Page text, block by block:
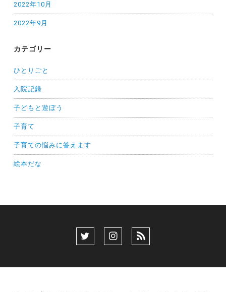
2022年10月
2022年9月
カテゴリー
ひとりごと
入院記録
子どもと遊ぼう
子育て
子育ての悩みに答えます
絵本だな